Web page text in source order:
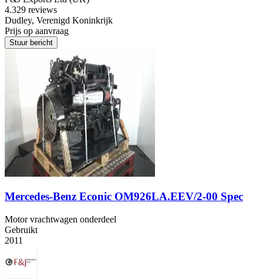
4.329 reviews
Dudley, Verenigd Koninkrijk
Prijs op aanvraag
Stuur bericht
Mercedes-Benz Econic OM926LA.EEV/2-00 Spec
Motor vrachtwagen onderdeel
Gebruikt
2011